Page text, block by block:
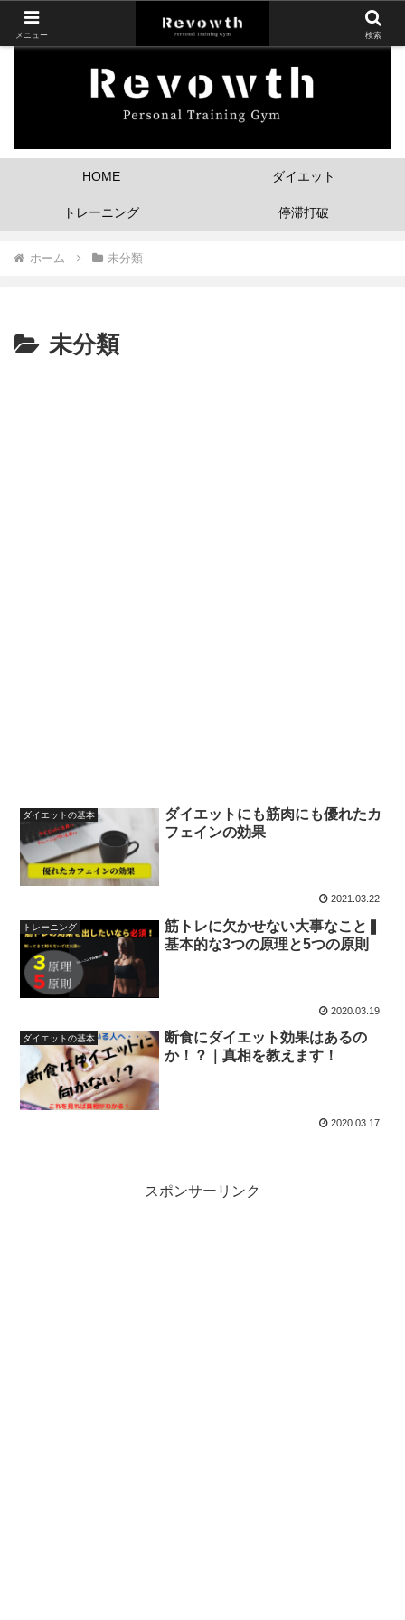
HOME ダイエット
トレーニング 停滞打破
ホーム 未分類
未分類
ダイエットの基本
ダイエットにも筋肉にも優れたカ
フェインの効果
2021.03.22
トレーニング
筋トレに欠かせない大事なこと❚
基本的な3つの原理と5つの原則
2020.03.19
ダイエットの基本
断食にダイエット効果はあるの
か！？｜真相を教えます！
2020.03.17
スポンサーリンク
メニュー 検索